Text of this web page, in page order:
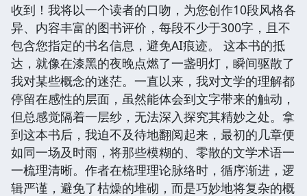
收到！我将以一个读者的口吻，为您创作10段风格各
异、内容丰富的图书评价，每段不少于300字，且不
包含您指定的书名信息，避免AI痕迹。 这本书的抵
达，就像在漆黑的夜晚点燃了一盏明灯，瞬间驱散了
我对某些概念的迷茫。一直以来，我对文学的理解都
停留在感性的层面，虽然能体会到文字带来的触动，
但总感觉隔着一层纱，无法深入探究其精妙之处。拿
到这本书后，我迫不及待地翻阅起来，最初的几章便
如同一场及时雨，将那些模糊的、零散的文学术语一
一梳理清晰。作者在梳理理论脉络时，循序渐进，逻
辑严谨，避免了枯燥的堆砌，而是巧妙地将复杂的概